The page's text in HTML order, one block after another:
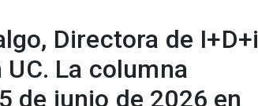
Directora de I+D+i
La columna
de junio de 2026 en